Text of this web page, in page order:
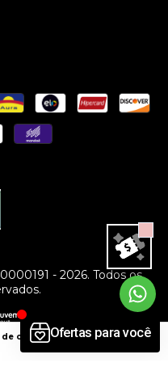
de cookiespara
- 2026. Todos os